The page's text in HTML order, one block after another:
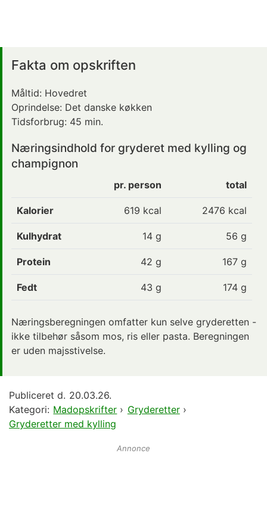
Fakta om opskriften
Måltid: Hovedret
Oprindelse: Det danske køkken
Tidsforbrug: 45 min.
Næringsindhold for gryderet med kylling og
champignon
pr. person total
Kalorier 619 kcal 2476 kcal
Kulhydrat 14 g 56 g
Protein 42 g 167 g
Fedt 43 g 174 g
Næringsberegningen omfatter kun selve gryderetten -
ikke tilbehør såsom mos, ris eller pasta. Beregningen
er uden majsstivelse.
Publiceret d. 20.03.26.
Kategori: Madopskrifter › Gryderetter›
Gryderetter med kylling
Annonce